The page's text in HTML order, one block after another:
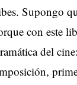
Supongo
con este
del